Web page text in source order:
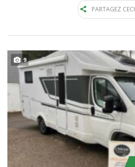
PARTAGEZ CECI
9